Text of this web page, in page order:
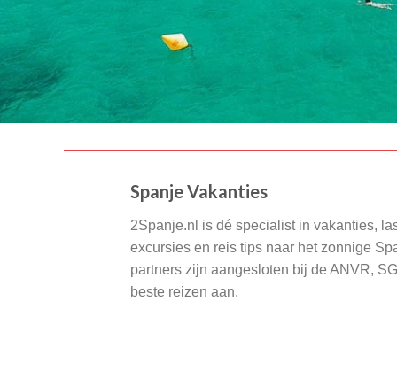
Spanje Vakanties
2Spanje.nl is dé specialist in vakanties,
excursies en reis tips naar het zonnige
partners zijn aangesloten bij de ANVR,
beste reizen aan.